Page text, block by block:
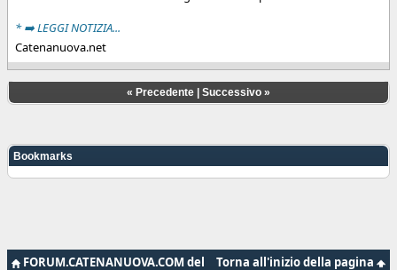
* ➡️ LEGGI NOTIZIA...
Catenanuova.net
« Precedente Successivo »
Bookmarks
Torna all'inizio della pagina
FORUM.CATENANUOVA.COM del